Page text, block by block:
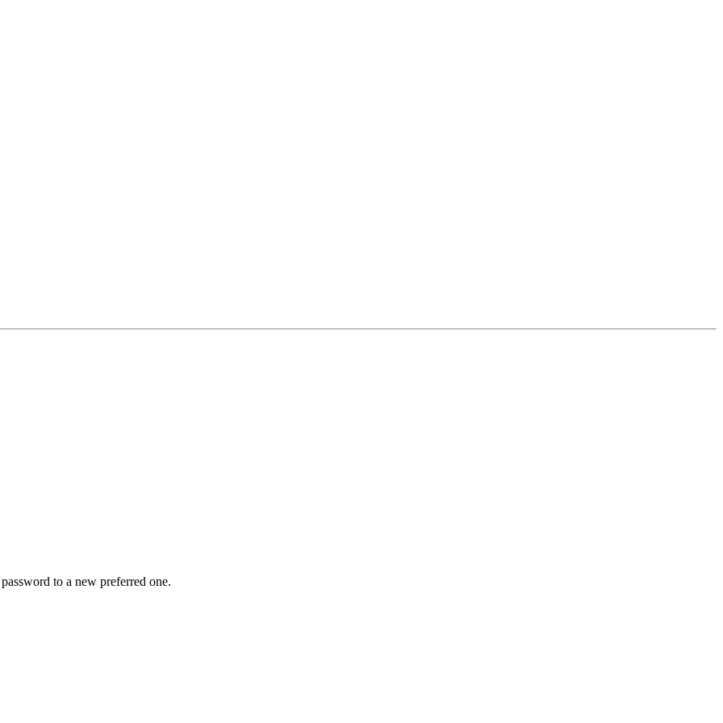
to a new preferred one.